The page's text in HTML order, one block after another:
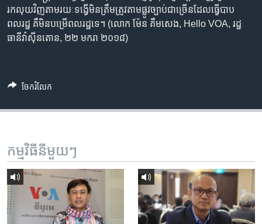
រកលុយ​វិញ​តាម​រយៈទង្វើ​មិន​ត្រឹម​ត្រូវ​តាម​ផ្លូវច្បាប់​ជាច្រើន​ដែល​ធ្វើ​បាប​
ពលរដ្ឋ គឺ​មិន​បម្រើ​ពលរដ្ឋ​ទេ។ (លោក ម៉ែន គឹមសេង, Hello VOA, រដ្ឋ
ធានី​វ៉ាស៊ីនតោន, ២២ មករា ២០១៨)
ចែករំលែក
កម្មវិធី​នីមួយៗ